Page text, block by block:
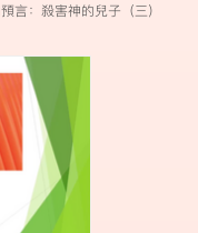
言：殺害神的兒子（三）